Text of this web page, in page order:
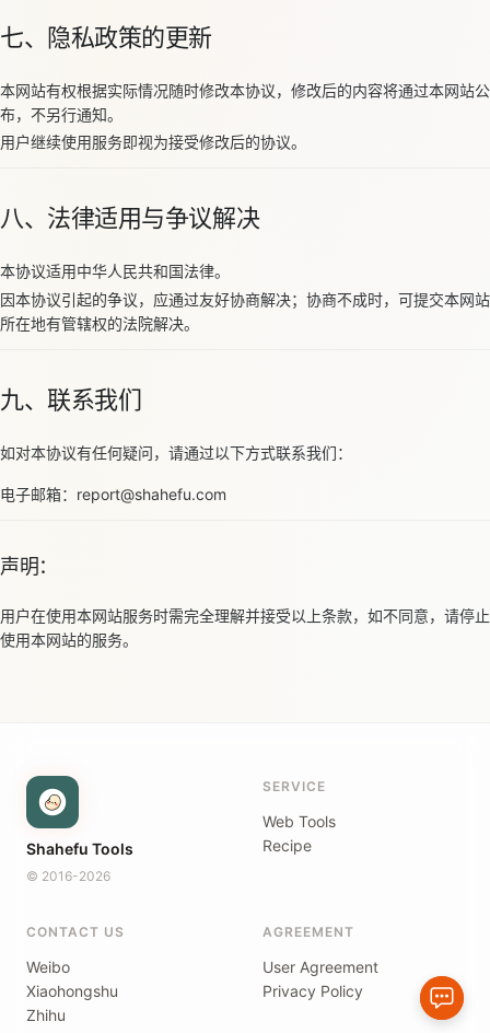
七、隐私政策的更新
本网站有权根据实际情况随时修改本协议，修改后的内容将通过本网站公
布，不另行通知。
用户继续使用服务即视为接受修改后的协议。
八、法律适用与争议解决
本协议适用中华人民共和国法律。
因本协议引起的争议，应通过友好协商解决；协商不成时，可提交本网站
所在地有管辖权的法院解决。
九、联系我们
如对本协议有任何疑问，请通过以下方式联系我们：
电子邮箱：report@shahefu.com
声明：
用户在使用本网站服务时需完全理解并接受以上条款，如不同意，请停止
使用本网站的服务。
Shahefu Tools
© 2016-2026
SERVICE
Web Tools
Recipe
CONTACT US
Weibo
Xiaohongshu
Zhihu
AGREEMENT
User Agreement
Privacy Policy